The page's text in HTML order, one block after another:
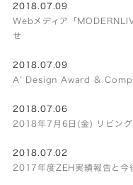
2018.07.09
Webメディア「
せ
2018.07.09
A’ Design Award &
2018.07.06
2018年7月6日(金) リビング
2018.07.02
2017年度ZEH実績報告と今